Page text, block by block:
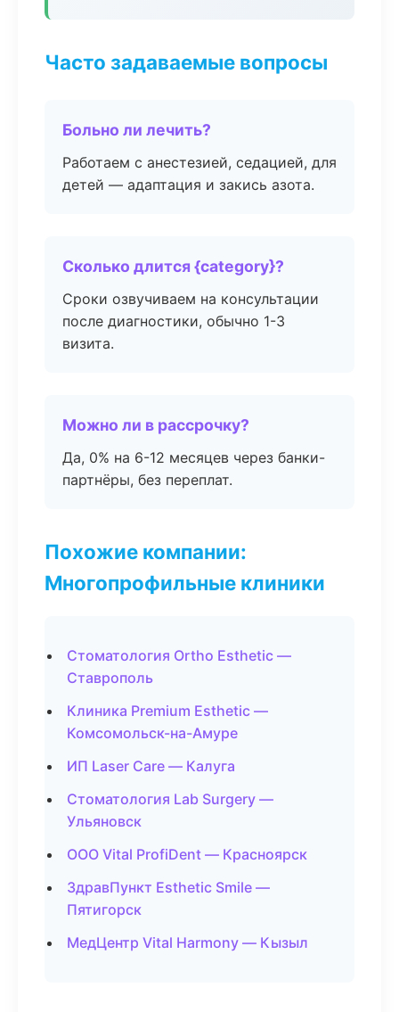
Часто задаваемые вопросы
Больно ли лечить?
Работаем с анестезией, седацией, для
детей — адаптация и закись азота.
Сколько длится {category}?
Сроки озвучиваем на консультации
после диагностики, обычно 1-3
визита.
Можно ли в рассрочку?
Да, 0% на 6-12 месяцев через банки-
партнёры, без переплат.
Похожие компании:
Многопрофильные клиники
Стоматология Ortho Esthetic —
Ставрополь
Клиника Premium Esthetic —
Комсомольск-на-Амуре
ИП Laser Care — Калуга
Стоматология Lab Surgery —
Ульяновск
ООО Vital ProfiDent — Красноярск
ЗдравПункт Esthetic Smile —
Пятигорск
МедЦентр Vital Harmony — Кызыл